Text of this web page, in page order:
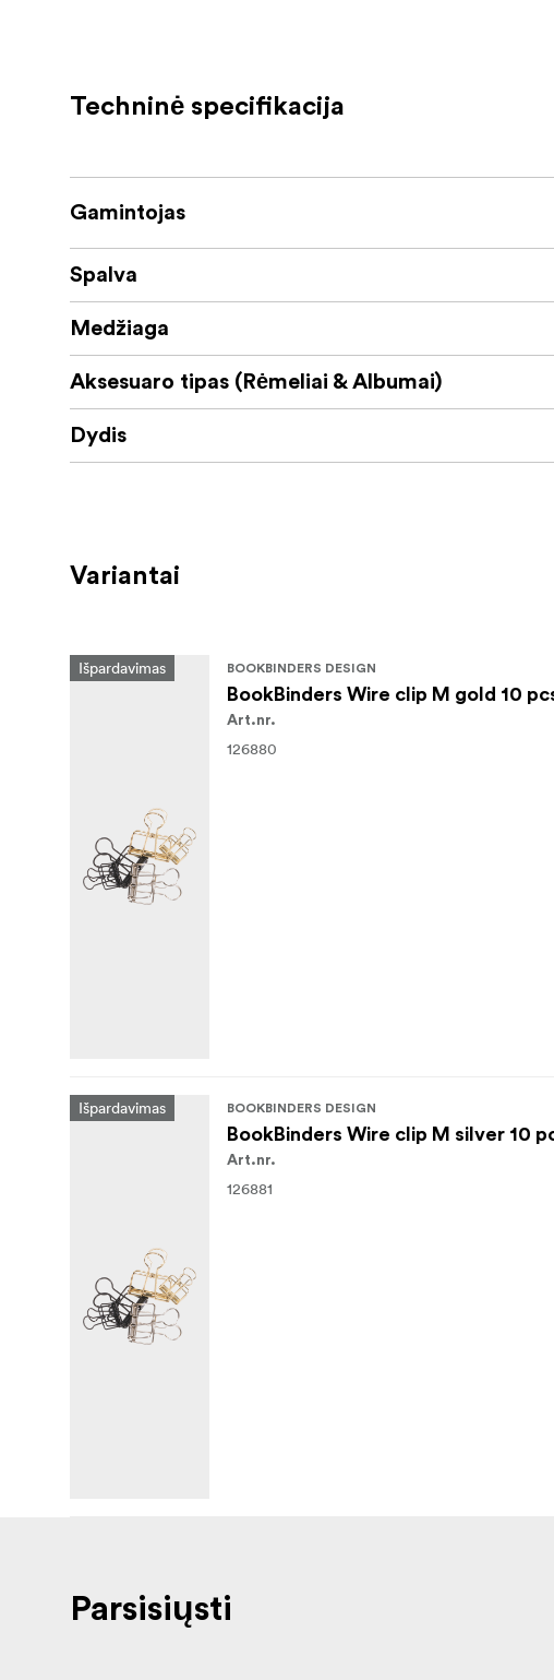
Techninė specifikacija
Gamintojas
Spalva
Medžiaga
Aksesuaro tipas (Rėmeliai & Albumai)
Dydis
Variantai
Išpardavimas BOOKBINDERS DESIGN
BookBinders Wire clip M gold 10
Art.nr.
126880
Išpardavimas BOOKBINDERS DESIGN
BookBinders Wire clip M silver 10
Art.nr.
126881
Parsisiųsti